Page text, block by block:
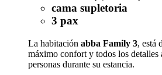
cama supletoria
3 pax
La habitación abba Family 3, está
máximo confort y todos los detalles
personas durante su estancia.